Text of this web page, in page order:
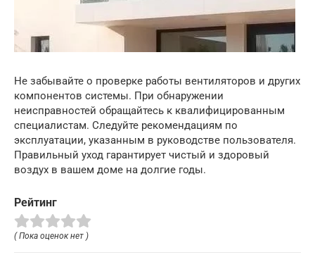
Не забывайте о проверке работы вентиляторов и других
компонентов системы. При обнаружении
неисправностей обращайтесь к квалифицированным
специалистам. Следуйте рекомендациям по
эксплуатации, указанным в руководстве пользователя.
Правильный уход гарантирует чистый и здоровый
воздух в вашем доме на долгие годы.
Рейтинг
( Пока оценок нет )